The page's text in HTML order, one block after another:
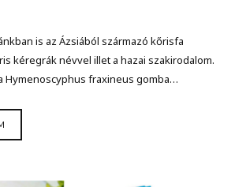
is az Ázsiából származó kőrisfa
kéregrák névvel illet a hazai szakirodalom.
Hymenoscyphus fraxineus gomba…